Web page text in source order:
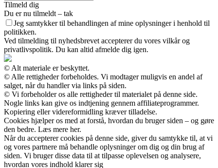
Tilmeld dig
Du er nu tilmeldt – tak
Jeg samtykker til behandlingen af mine oplysninger i henhold til
politikken.
Ved tilmelding til nyhedsbrevet accepterer du vores vilkår og
privatlivspolitik. Du kan altid afmelde dig igen.
© Alt materiale er beskyttet.
© Alle rettigheder forbeholdes. Vi modtager muligvis en andel af
salget, når du handler via links på siden.
© Vi forbeholder os alle rettigheder til materialet på denne side.
Nogle links kan give os indtjening gennem affiliateprogrammer.
Kopiering eller videreformidling kræver tilladelse.
Cookies hjælper os med at forstå, hvordan du bruger siden – og gøre
den bedre. Læs mere her.
Når du accepterer cookies på denne side, giver du samtykke til, at vi
og vores partnere må behandle oplysninger om dig og din brug af
siden. Vi bruger disse data til at tilpasse oplevelsen og analysere,
hvordan vores indhold klarer sig